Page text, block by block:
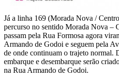
Já a linha 169 (Morada Nova /
percurso no sentido Morada Nova –
passam pela Rua Formosa agora
Armando de Godoi e seguem pela
de onde continuam o trajeto normal.
embarque e desembarque serão
na Rua Armando de Godoi.